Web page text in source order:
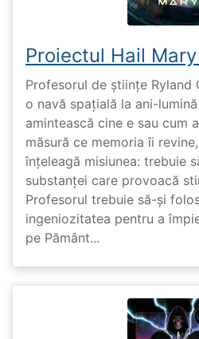
Proiectul Hail
Profesorul de științe Ryland
o navă spațială la ani-
amintească cine e sau cum
măsură ce memoria îi
înțeleagă misiunea: trebuie
substanței care provoacă
Profesorul trebuie să-și
ingeniozitatea pentru a
pe Pământ...